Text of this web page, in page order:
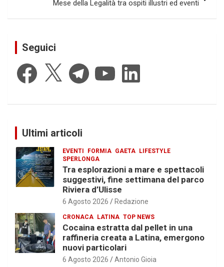
Mese della Legalità tra ospiti illustri ed eventi
Seguici
Facebook Telegram YouTube LinkedIn
Ultimi articoli
EVENTI FORMIA GAETA
LIFESTYLE
SPERLONGA
Tra esplorazioni a mare e spettacoli
suggestivi, fine settimana del parco
Riviera d’Ulisse
6 Agosto 2026 Redazione
CRONACA LATINA TOP NEWS
Cocaina estratta dal pellet in una
raffineria creata a Latina, emergono
nuovi particolari
6 Agosto 2026 Antonio Gioia